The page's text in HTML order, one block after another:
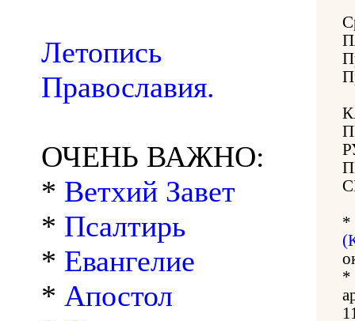
Летопись
Православия.
ОЧЕНЬ ВАЖНО:
* Ветхий Завет
* Псалтирь
* Евангелие
* Апостол
*
*